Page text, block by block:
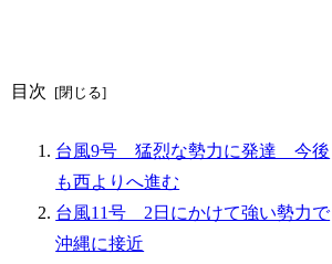
目次
台風9号 猛烈な勢力に発達 今後
も西よりへ進む
台風11号 2日にかけて強い勢力で
沖縄に接近